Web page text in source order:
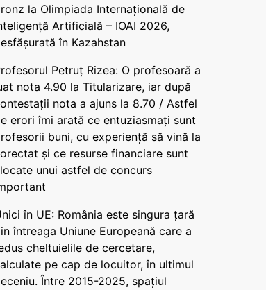
la Olimpiada Internațională de
Artificială – IOAI 2026,
în Kazahstan
Petruț Rizea: O profesoară a
nota 4.90 la Titularizare, iar după
nota a ajuns la 8.70 / Astfel
erori îmi arată ce entuziasmați sunt
buni, cu experiență să vină la
și ce resurse financiare sunt
unui astfel de concurs
în UE: România este singura țară
întreaga Uniune Europeană care a
cheltuielile de cercetare,
pe cap de locuitor, în ultimul
Între 2015-2025, spațiul